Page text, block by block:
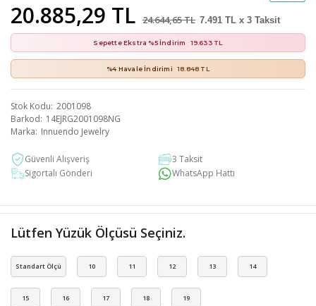
20.885,29 TL 24.644,65 TL 7.491 TL x 3 Taksit
Sepette Ekstra %5 İndirim 19.633 TL
%4 Havale İndirimi 18.848 TL
Stok Kodu 2001098
Barkod 14EJRG2001098NG
Marka Innuendo Jewelry
Güvenli Alışveriş
3 Taksit
Sigortalı Gönderi
WhatsApp Hattı
Lütfen Yüzük Ölçüsü Seçiniz.
Standart Ölçü 10 11 12 13 14
15 16 17 18 19